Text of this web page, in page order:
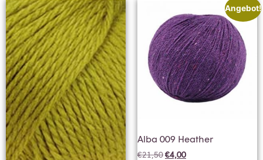
Angebot!
Alba 009 Heather
€21,50€4,00